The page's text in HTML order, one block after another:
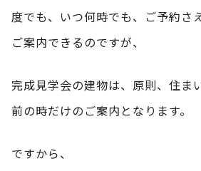
度でも、いつ何時でも、ご予約さ
ご案内できるのですが、
完成見学会の建物は、原則、住ま
前の時だけのご案内となります。
ですから、